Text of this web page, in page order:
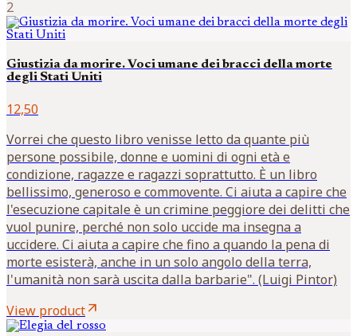
2
Giustizia da morire. Voci umane dei bracci della morte
degli Stati Uniti
12,50
Vorrei che questo libro venisse letto da quante più
persone possibile, donne e uomini di ogni età e
condizione, ragazze e ragazzi soprattutto. È un libro
bellissimo, generoso e commovente. Ci aiuta a capire che
l'esecuzione capitale è un crimine peggiore dei delitti che
vuol punire, perché non solo uccide ma insegna a
uccidere. Ci aiuta a capire che fino a quando la pena di
morte esisterà, anche in un solo angolo della terra,
l'umanità non sarà uscita dalla barbarie". (Luigi Pintor)
View productarrow_outward